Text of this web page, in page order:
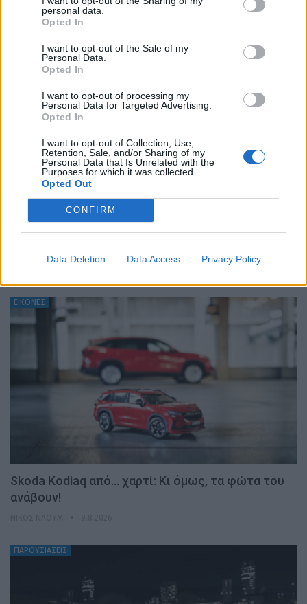
personal data.
Opted In
I want to opt-out of the Sale of my
Personal Data.
Opted In
I want to opt-out of processing my
Personal Data for Targeted Advertising.
Opted In
I want to opt-out of Collection, Use,
Retention, Sale, and/or Sharing of my
Personal Data that Is Unrelated with the
Purposes for which it was collected.
Opted Out
CONFIRM
Data Deletion Data Access Privacy Policy
ΕΠΙΚΑΙΡΟΤΗΤΑ
ΚΟΣΜΟΣ
Toyota GR86: Στοχευμένες αλλαγές με επίκεντρο
ΕΙΚΟΝΕΣ
Skoda Kodiaq από… χαρτί: Κι όμως, τα φώτα του
ανάβουν!
ΠΑΡΟΥΣΙΑΣΕΙΣ